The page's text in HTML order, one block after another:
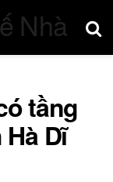
tầng
Dĩ